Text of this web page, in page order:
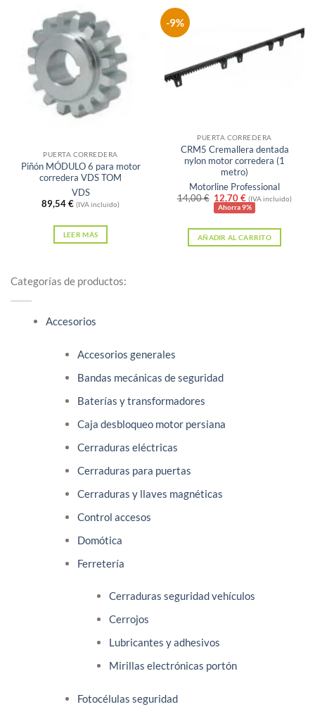
PUERTA CORREDERA
Piñón MÓDULO 6 para motor
corredera VDS TOM
VDS
89,54€ (IVA incluido)
LEER MÁS
-9%
PUERTA CORREDERA
CRM5 Cremallera dentada
nylon motor corredera (1
metro)
Motorline Professional
14,00€ El
precio
era:
14,00 €.
12,70€El
precio
es:
12,70 €.
(IVA incluido)
Ahorra 9%
AÑADIR AL CARRITO
Categorías de productos:
Accesorios
Accesorios generales
Bandas mecánicas de seguridad
Baterías y transformadores
Caja desbloqueo motor persiana
Cerraduras eléctricas
Cerraduras para puertas
Cerraduras y llaves magnéticas
Control accesos
Domótica
Ferretería
Cerraduras seguridad vehículos
Cerrojos
Lubricantes y adhesivos
Mirillas electrónicas portón
Fotocélulas seguridad